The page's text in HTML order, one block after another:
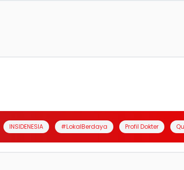
INSIDENESIA #LokalBerdaya Profil Dokter